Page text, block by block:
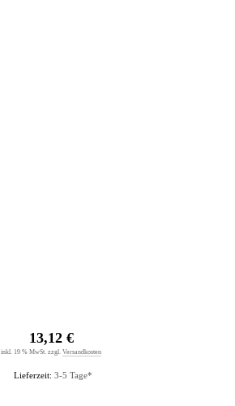
Lieferzeit: 3-5 Tage*
13,12 €
inkl. 19 % MwSt. zzgl. Versandkosten